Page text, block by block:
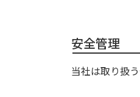
安全管理
当社は取り扱